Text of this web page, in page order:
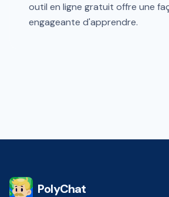
outil en ligne gratuit offre une
engageante d'apprendre.
PolyChat